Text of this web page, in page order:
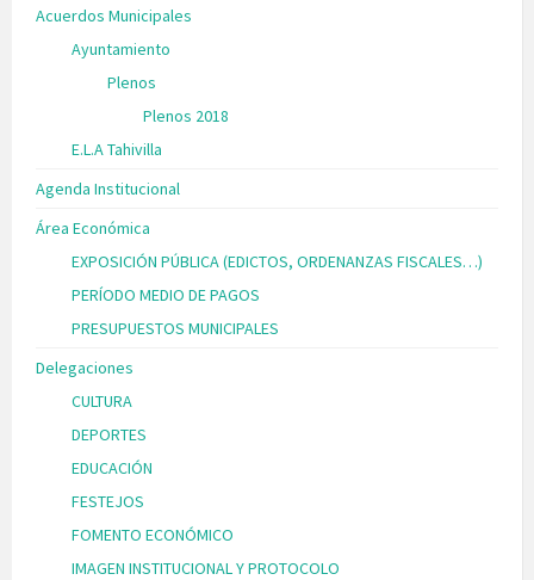
Acuerdos Municipales
Ayuntamiento
Plenos
Plenos 2018
E.L.A Tahivilla
Agenda Institucional
Área Económica
EXPOSICIÓN PÚBLICA (EDICTOS, ORDENANZAS FISCALES…)
PERÍODO MEDIO DE PAGOS
PRESUPUESTOS MUNICIPALES
Delegaciones
CULTURA
DEPORTES
EDUCACIÓN
FESTEJOS
FOMENTO ECONÓMICO
IMAGEN INSTITUCIONAL Y PROTOCOLO